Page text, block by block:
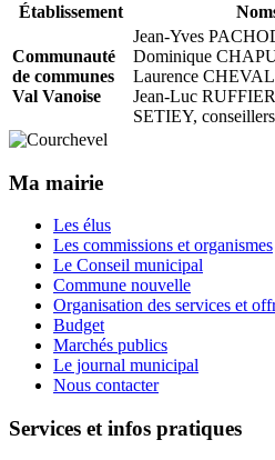
Établissement
Communauté
de communes
Val Vanoise
Jean-Yves
Dominique
Laurence
Jean-Luc
SETIEY,
Ma mairie
Les élus
Les commissions et organismes
Le Conseil municipal
Commune nouvelle
Organisation des services et
Budget
Marchés publics
Le journal municipal
Nous contacter
Services et infos pratiques